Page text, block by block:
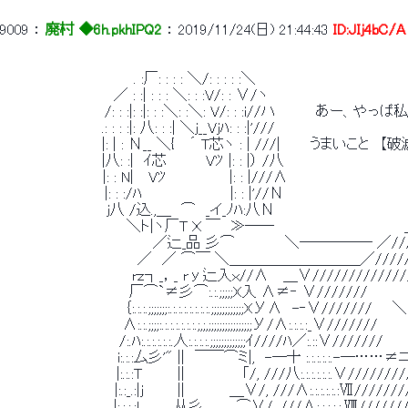
9009 ： 廃村 ◆6h.pkhIPQ2 ： 2019/11/24(日) 21:44:43 ID:JIj4bC/A
. :厂: : : : ＼/: : : : :＼
／ : :| : : : ＼: : :V/: : ∨/ヽ
/: : :|: :|: : :＼: :＼: V/: : :i//ハ　　　　あー、やっぱ私
.: : : :|: 八: : :| ＼j__Vjﾊ: : :|'///
|: | : Ν__ ＼{　 ´ T芯ヽ : | ///|　　　うまいこと　【破滅】
|八: :|　ｲ芯　 　　 Vﾂ |: : |） /八
|: : N|　 Vﾂ 　 　 　 　 |: : |///∧　　　　　　　　　　　　　
|: : :/ﾊ　　　　 　 　 　 |: : |'//Ν　　　　　　　　　　　　
j八 /込.,＿　⌒　_イ_ﾉﾊ:八Ν　　　　　　　　　　　　
＼ト|ヽ厂T Ｘ ￣　≫――　　　　　　　　　　　　
／辷_品 彡⌒　　　　　＼――――― ／
／　／ ⌒￣ ＼＿＿＿＿＿＿＿＿＿／
rｚ┐_，_ rу辷入ｘ//∧　 ＿
厂⌒`≠彡⌒:.:.;;;;;X入 ∧≠‐ ∨///////
｛:.:.:.;;;;;;;:.:.:.:.:.:.:.:.;;;;;;;;;;;;XУ∧　-‐∨///////　　
∧:.:.;;;;:.:.:.:.:.:.:.;,;,;;;;;;;;;;;;;;;;У/∧:.:.:.:_∨/////// 　
/:.ﾊ:.:.:.:.:.:.人:.:.:.:.;;;;;;;;;;;;;ｲ////ﾊ／:.::∨///////　　　 　＼
i:.:.:厶彡'" ||　￣￣⌒ミ|,　-―十 :.:.:.:.:.-―……≠ニ二￣
|:.:.:Ｔ　　　 ||　 　 　 　 ｢/, ///八:.:.:.:.:.:.∨///////////
|:.:_.:|j 　 　 ||　　　　 ＿∨/, ///∧:.:.:.:.:.:Ⅶ////////／　